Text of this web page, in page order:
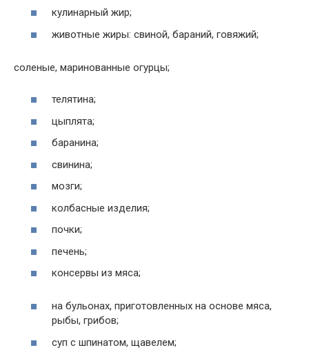
кулинарный жир;
животные жиры: свиной, бараний, говяжий;
соленые, маринованные огурцы;
телятина;
цыплята;
баранина;
свинина;
мозги;
колбасные изделия;
почки;
печень;
консервы из мяса;
на бульонах, приготовленных на основе мяса,
рыбы, грибов;
суп с шпинатом, щавелем;